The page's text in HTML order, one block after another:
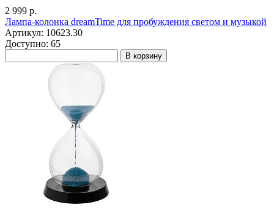
2 999 р.
Лампа-колонка dreamTime для пробуждения светом и музыкой
Артикул: 10623.30
Доступно: 65
В корзину